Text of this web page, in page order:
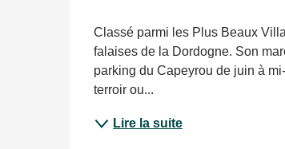
Description
Classé parmi les Plus Beaux
falaises de la Dordogne. Son
parking du Capeyrou de juin à
terroir ou...
Lire la suite